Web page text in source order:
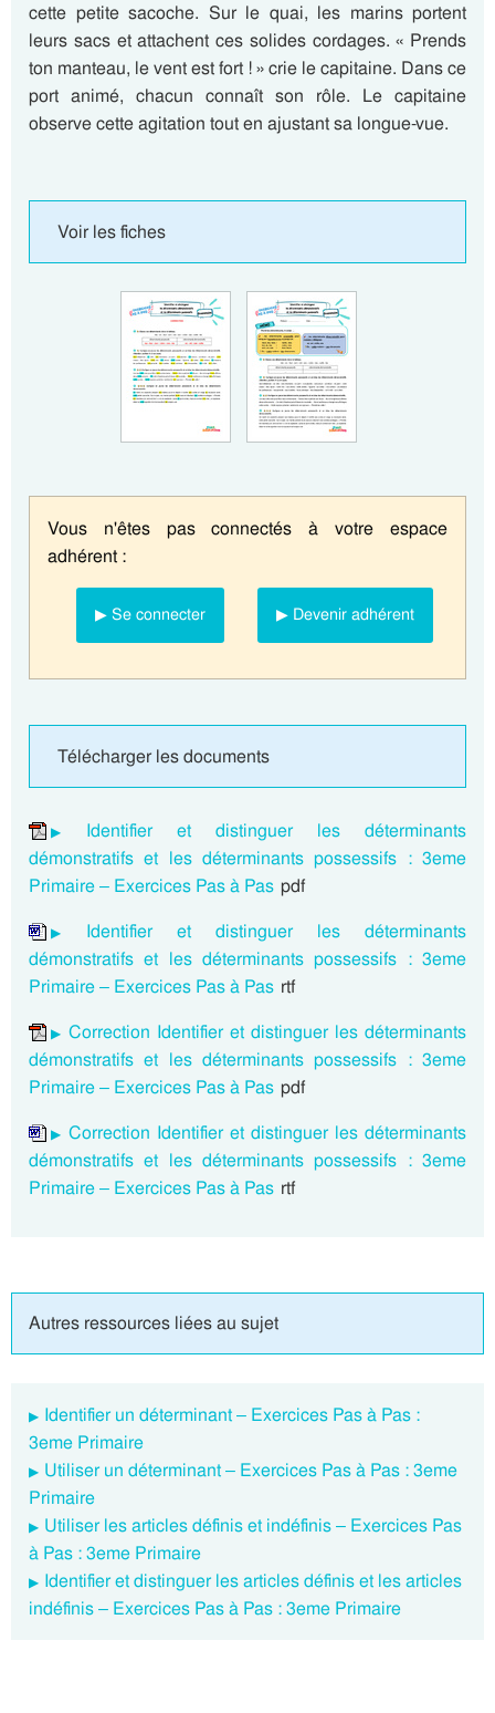
cette petite sacoche. Sur le quai, les marins portent
leurs sacs et attachent ces solides cordages. « Prends
ton manteau, le vent est fort ! » crie le capitaine. Dans ce
port animé, chacun connaît son rôle. Le capitaine
observe cette agitation tout en ajustant sa longue-vue.
Voir les fiches
Vous n'êtes pas connectés à votre espace
adhérent :
▶ Se connecter ▶ Devenir adhérent
Télécharger les documents
Identifier et distinguer les déterminants
démonstratifs et les déterminants possessifs : 3eme
Primaire – Exercices Pas à Pas pdf
Identifier et distinguer les déterminants
démonstratifs et les déterminants possessifs : 3eme
Primaire – Exercices Pas à Pas rtf
Correction Identifier et distinguer les déterminants
démonstratifs et les déterminants possessifs : 3eme
Primaire – Exercices Pas à Pas pdf
Correction Identifier et distinguer les déterminants
démonstratifs et les déterminants possessifs : 3eme
Primaire – Exercices Pas à Pas rtf
Autres ressources liées au sujet
Identifier un déterminant – Exercices Pas à Pas :
3eme Primaire
Utiliser un déterminant – Exercices Pas à Pas : 3eme
Primaire
Utiliser les articles définis et indéfinis – Exercices Pas
à Pas : 3eme Primaire
Identifier et distinguer les articles définis et les articles
indéfinis – Exercices Pas à Pas : 3eme Primaire